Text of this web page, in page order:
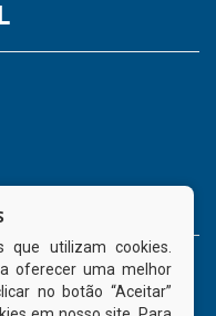
que utilizam cookies.
oferecer uma melhor
no botão “Aceitar”